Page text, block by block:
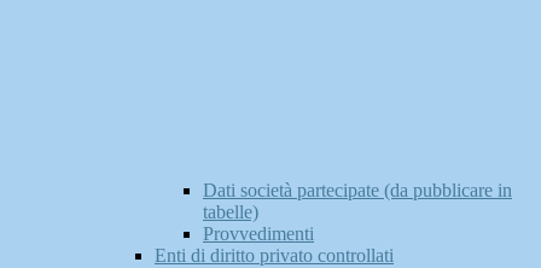
Dati società partecipate (da pubblicare in
tabelle)
Provvedimenti
Enti di diritto privato controllati